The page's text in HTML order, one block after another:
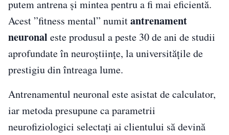
putem antrena și mintea pentru a fi mai eficientă.
Acest ”fitness mental” numitantrenament
neuronal este produsul a peste 30 de ani de studii
aprofundate în neuroștiințe, la universitățile de
prestigiu din întreaga lume.
Antrenamentul neuronal este asistat de calculator,
iar metoda presupune ca parametrii
neurofiziologici selectați ai clientului să devină